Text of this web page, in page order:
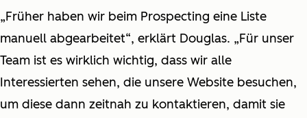
„Früher haben wir beim Prospecting eine Liste
manuell abgearbeitet“, erklärt Douglas. „Für unser
Team ist es wirklich wichtig, dass wir alle
Interessierten sehen, die unsere Website besuchen,
um diese dann zeitnah zu kontaktieren, damit sie